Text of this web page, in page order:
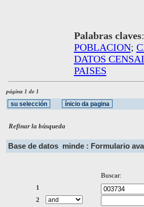
Palabras claves:
POBLACION;
DATOS
PAISES
página 1 de 1
Refinar la búsqueda
Base de datos minde : Formulario
Buscar:
1
2